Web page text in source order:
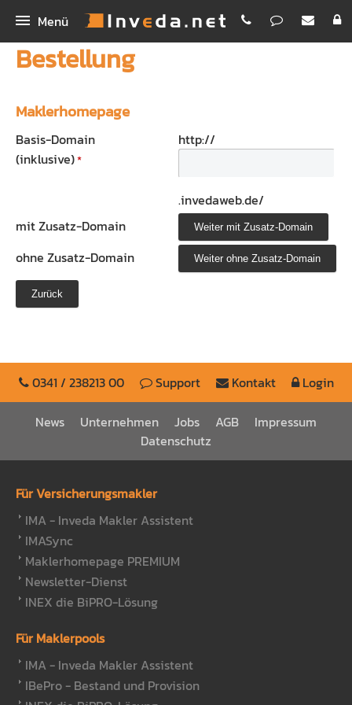
Menü
IMA
Kunden-App
Workshop Digitales Maklerbüro
Schnellvergleich
Digitale Antragsstrecke
Erklärvideos
IBePro
Homepage
Maklerhomepage Premium
Funktionen
Newsletter Dienst
Preisliste
Anleitung
Inveda.net GmbH
Bilder
Ausbildung Fachinformatiker
Datenschutz
Bestellung
Maklerhomepage
Basis-Domain
(inklusive)
http://
.invedaweb.de/
mit Zusatz-Domain
ohne Zusatz-Domain
0341 / 238213 00 Support Kontakt Login
News Unternehmen Jobs AGB
Impressum
Datenschutz
Für Versicherungsmakler
IMA - Inveda Makler Assistent
IMASync
Maklerhomepage PREMIUM
Newsletter-Dienst
INEX die BiPRO-Lösung
Für Maklerpools
IMA - Inveda Makler Assistent
IBePro - Bestand und Provision